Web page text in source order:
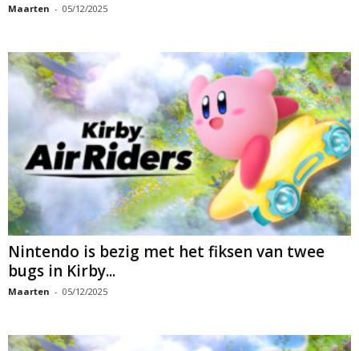
Maarten - 05/12/2025
Nintendo is bezig met het fiksen van twee
bugs in Kirby...
Maarten - 05/12/2025